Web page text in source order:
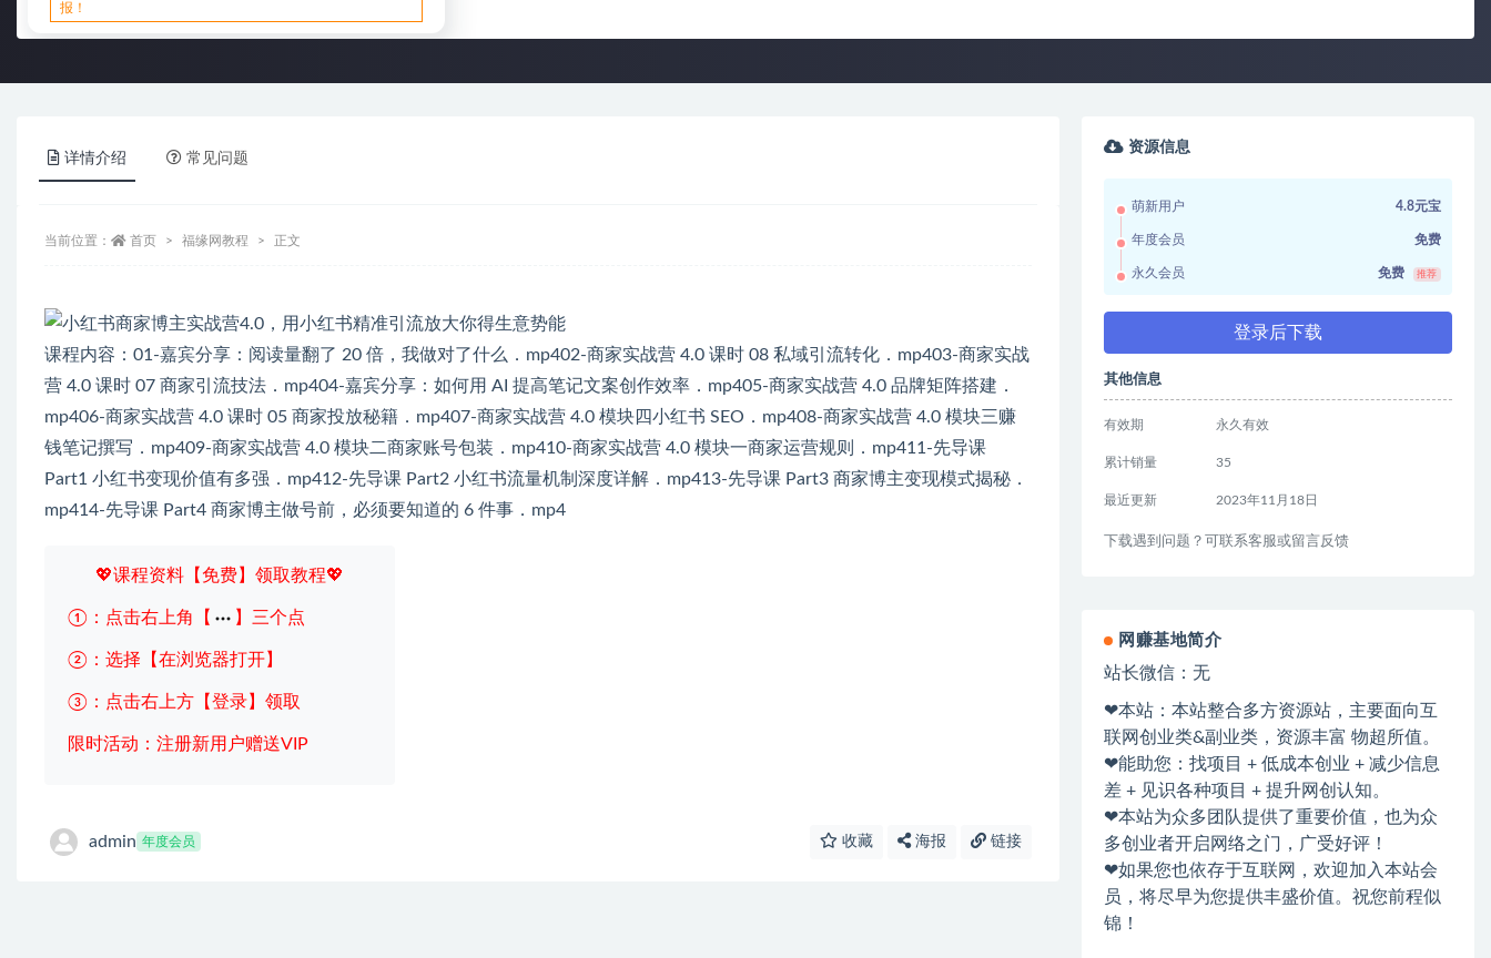
报！
详情介绍 常见问题
当前位置： 首页 福缘网教程 正文
课程内容：01-嘉宾分享：阅读量翻了 20 倍，我做对了什么．mp402-商家实战营 4.0 课时 08 私域引流转化．mp403-商家实战
营 4.0 课时 07 商家引流技法．mp404-嘉宾分享：如何用 AI 提高笔记文案创作效率．mp405-商家实战营 4.0 品牌矩阵搭建．
mp406-商家实战营 4.0 课时 05 商家投放秘籍．mp407-商家实战营 4.0 模块四小红书 SEO．mp408-商家实战营 4.0 模块三赚
钱笔记撰写．mp409-商家实战营 4.0 模块二商家账号包装．mp410-商家实战营 4.0 模块一商家运营规则．mp411-先导课
Part1 小红书变现价值有多强．mp412-先导课 Part2 小红书流量机制深度详解．mp413-先导课 Part3 商家博主变现模式揭秘．
mp414-先导课 Part4 商家博主做号前，必须要知道的 6 件事．mp4
💖课程资料【免费】领取教程💖
①：点击右上角【 】三个点
②：选择【在浏览器打开】
③：点击右上方【登录】领取
限时活动：注册新用户赠送VIP
admin 年度会员 收藏 海报 链接
资源信息
萌新用户 4.8元宝
年度会员 免费
永久会员 免费 推荐
登录后下载
其他信息
有效期 永久有效
累计销量 35
最近更新 2023年11月18日
下载遇到问题？可联系客服或留言反馈
网赚基地简介
站长微信：无
❤本站：本站整合多方资源站，主要面向互
联网创业类&副业类，资源丰富 物超所值。
❤能助您：找项目 + 低成本创业 + 减少信息
差 + 见识各种项目 + 提升网创认知。
❤本站为众多团队提供了重要价值，也为众
多创业者开启网络之门，广受好评！
❤如果您也依存于互联网，欢迎加入本站会
员，将尽早为您提供丰盛价值。祝您前程似
锦！